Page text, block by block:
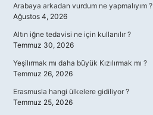
Arabaya arkadan vurdum ne yapmalıyım ?
Ağustos 4, 2026
Altın iğne tedavisi ne için kullanılır ?
Temmuz 30, 2026
Yeşilırmak mı daha büyük Kızılırmak mı ?
Temmuz 26, 2026
Erasmusla hangi ülkelere gidiliyor ?
Temmuz 25, 2026